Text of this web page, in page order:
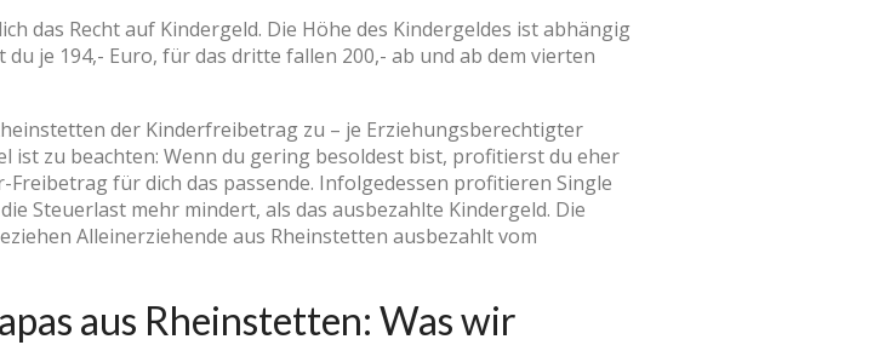
das Recht auf Kindergeld. Die Höhe des Kindergeldes ist abhängig
je 194,- Euro, für das dritte fallen 200,- ab und ab dem vierten
der Kinderfreibetrag zu – je Erziehungsberechtigter
ist zu beachten: Wenn du gering besoldest bist, profitierst du eher
für dich das passende. Infolgedessen profitieren Single
Steuerlast mehr mindert, als das ausbezahlte Kindergeld. Die
Alleinerziehende aus Rheinstetten ausbezahlt vom
aus Rheinstetten: Was wir